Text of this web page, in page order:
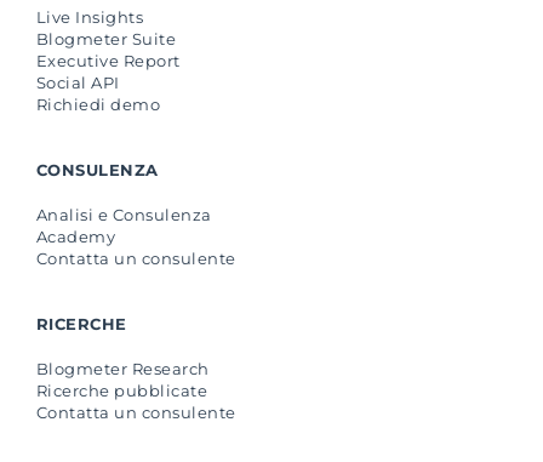
Live Insights
Blogmeter Suite
Executive Report
Social API
Richiedi demo
CONSULENZA
Analisi e Consulenza
Academy
Contatta un consulente
RICERCHE
Blogmeter Research
Ricerche pubblicate
Contatta un consulente